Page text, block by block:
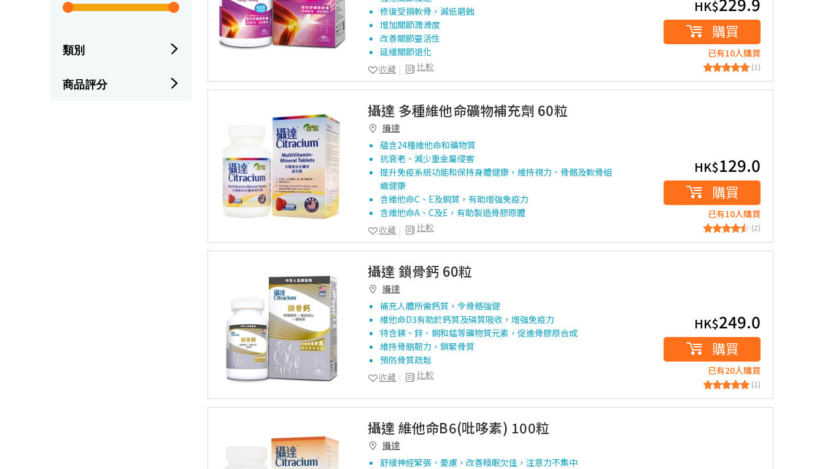
類別
商品評分
修復受損軟骨，減低磨蝕
增加關節潤滑度
改善關節靈活性
延緩關節退化
比較
收藏
HK$
購買
已有10人購買
(1)
攝達 多種維他命礦物補充劑 60粒
攝達
蘊含24種維他命和礦物質
抗衰老、減少重金屬侵害
提升免疫系統功能和保持身體健康，維持視力、骨骼及軟骨組
織健康
含維他命C、E及銅質，有助增強免疫力
含維他命A、C及E，有助製造骨膠原體
比較
收藏
HK$129.0
購買
已有10人購買
(2)
攝達 鎖骨鈣 60粒
攝達
補充人體所需鈣質，令骨骼強健
維他命D3有助於鈣質及磷質吸收，增強免疫力
特含鎂、鋅、銅和錳等礦物質元素，促進骨膠原合成
維持骨胳韌力，鎖緊骨質
預防骨質疏鬆
比較
收藏
HK$249.0
購買
已有20人購買
(1)
攝達 維他命B6(吡哆素) 100粒
攝達
舒緩神經緊張、憂慮，改善睡眠欠佳，注意力不集中